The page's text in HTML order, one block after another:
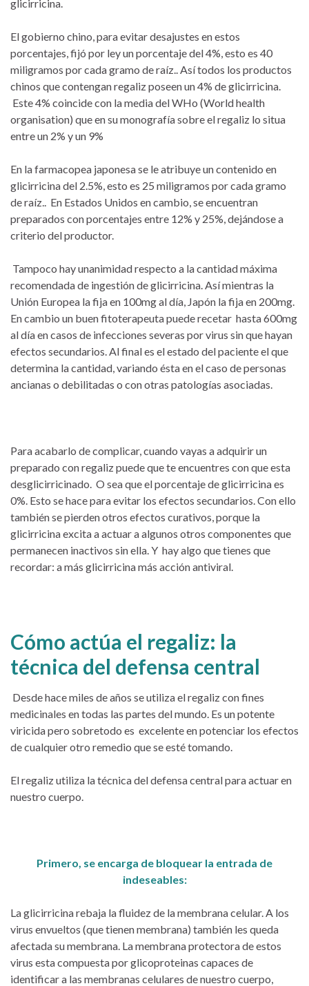
glicirricina.
El gobierno chino, para evitar desajustes en estos
porcentajes, fijó por ley un porcentaje del 4%, esto es 40
miligramos por cada gramo de raíz.. Así todos los productos
chinos que contengan regaliz poseen un 4% de glicirricina.
Este 4% coincide con la media del WHo (World health
organisation) que en su monografía sobre el regaliz lo situa
entre un 2% y un 9%
En la farmacopea japonesa se le atribuye un contenido en
glicirricina del 2.5%, esto es 25 miligramos por cada gramo
de raíz.. En Estados Unidos en cambio, se encuentran
preparados con porcentajes entre 12% y 25%, dejándose a
criterio del productor.
Tampoco hay unanimidad respecto a la cantidad máxima
recomendada de ingestión de glicirricina. Así mientras la
Unión Europea la fija en 100mg al día, Japón la fija en 200mg.
En cambio un buen fitoterapeuta puede recetar hasta 600mg
al día en casos de infecciones severas por virus sin que hayan
efectos secundarios. Al final es el estado del paciente el que
determina la cantidad, variando ésta en el caso de personas
ancianas o debilitadas o con otras patologías asociadas.
Para acabarlo de complicar, cuando vayas a adquirir un
preparado con regaliz puede que te encuentres con que esta
desglicirricinado. O sea que el porcentaje de glicirricina es
0%. Esto se hace para evitar los efectos secundarios. Con ello
también se pierden otros efectos curativos, porque la
glicirricina excita a actuar a algunos otros componentes que
permanecen inactivos sin ella. Y hay algo que tienes que
recordar: a más glicirricina más acción antiviral.
Cómo actúa el regaliz: la
técnica del defensa central
Desde hace miles de años se utiliza el regaliz con fines
medicinales en todas las partes del mundo. Es un potente
viricida pero sobretodo es excelente en potenciar los efectos
de cualquier otro remedio que se esté tomando.
El regaliz utiliza la técnica del defensa central para actuar en
nuestro cuerpo.
Primero, se encarga de bloquear la entrada de
indeseables:
La glicirricina rebaja la fluidez de la membrana celular. A los
virus envueltos (que tienen membrana) también les queda
afectada su membrana. La membrana protectora de estos
virus esta compuesta por glicoproteinas capaces de
identificar a las membranas celulares de nuestro cuerpo,